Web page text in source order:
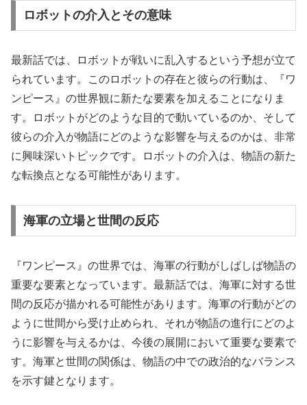
ロボットの介入とその意味
最新話では、ロボットが戦いに乱入するという予想が立て
られています。このロボットの存在と彼らの行動は、『ワ
ンピース』の世界観に新たな要素を加えることになりま
す。ロボットがどのような目的で動いているのか、そして
彼らの介入が物語にどのような影響を与えるのかは、非常
に興味深いトピックです。ロボットの介入は、物語の新た
な転換点となる可能性があります。
海軍の立場と世間の反応
『ワンピース』の世界では、海軍の行動がしばしば物語の
重要な要素となっています。最新話では、海軍に対する世
間の反応が描かれる可能性があります。海軍の行動がどの
ように世間から受け止められ、それが物語の進行にどのよ
うに影響を与えるかは、今後の展開において重要な要素で
す。海軍と世間の関係は、物語の中での政治的なバランス
を示す鍵となります。